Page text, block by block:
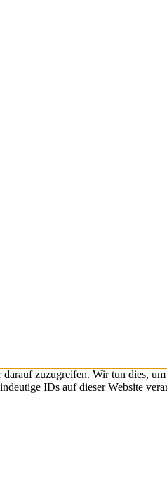
zuzugreifen. Wir tun dies,
IDs auf dieser Website